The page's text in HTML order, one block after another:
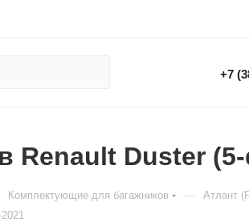
+7
Renault Duster (5-
Комплектующие для багажников — Атлант